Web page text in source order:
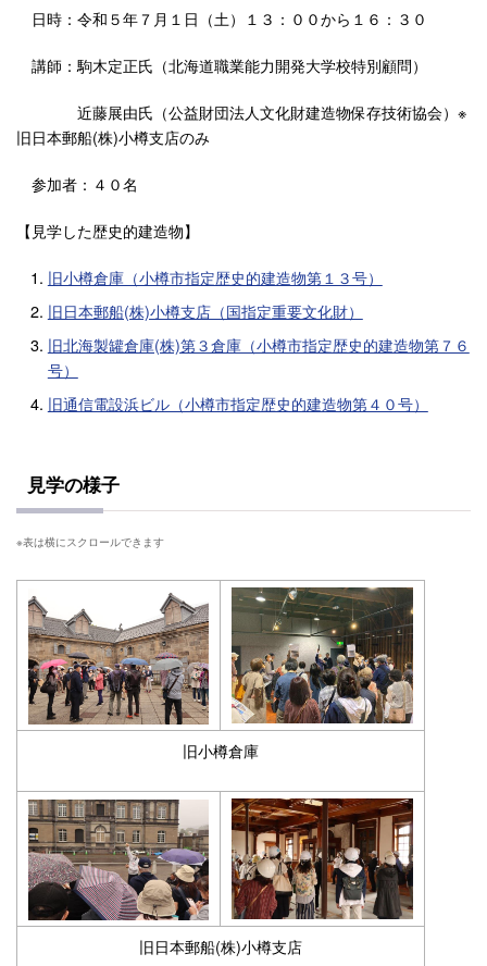
日時：令和５年７月１日（土）１３：００から１６：３０
講師：駒木定正氏（北海道職業能力開発大学校特別顧問）
近藤展由氏（公益財団法人文化財建造物保存技術協会）※
旧日本郵船(株)小樽支店のみ
参加者：４０名
【見学した歴史的建造物】
旧小樽倉庫（小樽市指定歴史的建造物第１３号）
旧日本郵船(株)小樽支店（国指定重要文化財）
旧北海製罐倉庫(株)第３倉庫（小樽市指定歴史的建造物第７６
号）
旧通信電設浜ビル（小樽市指定歴史的建造物第４０号）
見学の様子
旧小樽倉庫
旧日本郵船(株)小樽支店